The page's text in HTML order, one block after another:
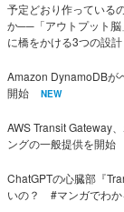
予定どおり作っている
か──「アウトプット脳
に橋をかける3つの設
Amazon DynamoDBが
開始
NEW
AWS Transit Gateway
ングの一般提供を開始
ChatGPTの心臓部『
いの？ #マンガでわか